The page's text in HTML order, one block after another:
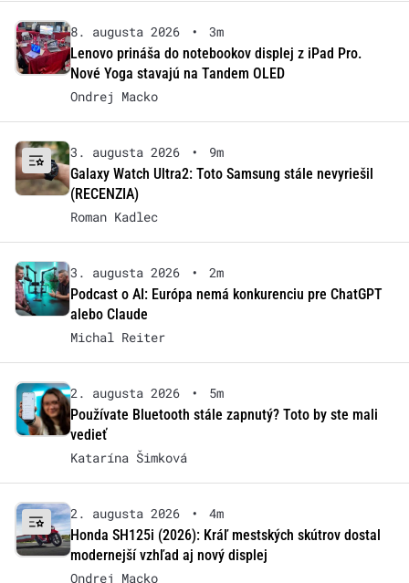
8. augusta 2026 •
3m
Lenovo prináša do notebookov displej z iPad Pro.
Nové Yoga stavajú na Tandem OLED
Ondrej Macko
3. augusta 2026 •
9m
Galaxy Watch Ultra2: Toto Samsung stále nevyriešil
(RECENZIA)
Roman Kadlec
3. augusta 2026 •
2m
Podcast o AI: Európa nemá konkurenciu pre ChatGPT
alebo Claude
Michal Reiter
2. augusta 2026 •
5m
Používate Bluetooth stále zapnutý? Toto by ste mali
vedieť
Katarína Šimková
2. augusta 2026 •
4m
Honda SH125i (2026): Kráľ mestských skútrov dostal
modernejší vzhľad aj nový displej
Ondrej Macko